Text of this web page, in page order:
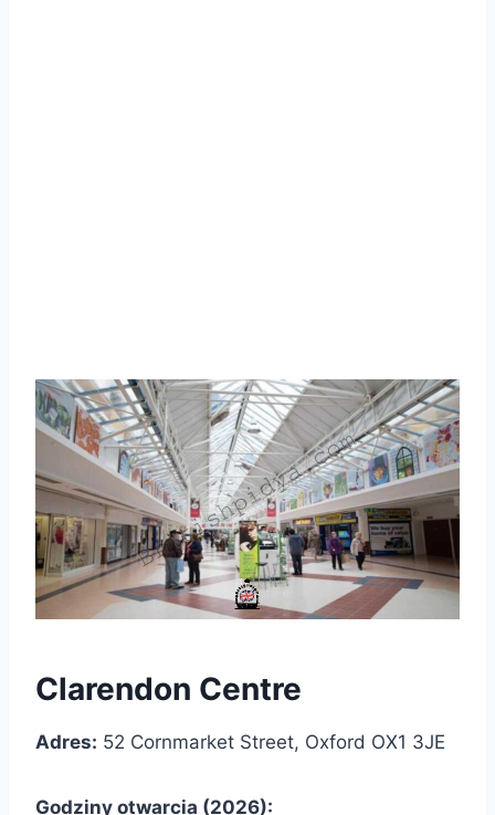
Clarendon Centre
Adres: 52 Cornmarket Street, Oxford OX1 3JE
Godziny otwarcia (2026):